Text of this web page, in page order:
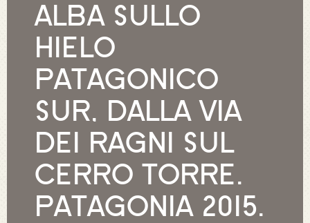
ALBA SULLO
HIELO
PATAGONICO
SUR, DALLA VIA
DEI RAGNI SUL
CERRO TORRE.
PATAGONIA 2015.